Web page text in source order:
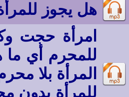
هل يجوز
امرأة حجت
للمحرم أي
المرأة بلا
للمرأة بدون